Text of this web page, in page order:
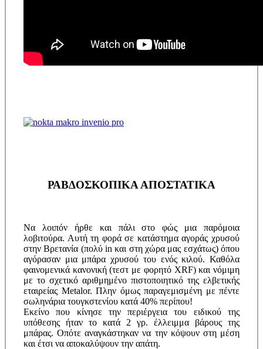
ΡΑΒΔΟΣΚΟΠΙΚΑ ΑΠΟΣΤΑΤΙΚΑ
Να λοιπόν ήρθε και πάλι στο φώς μια παρόμοια
λοβιτούρα. Αυτή τη φορά σε κατάστημα αγοράς χρυσού
στην Βρετανία (πολύ in και στη χώρα μας εσχάτως) όπου
αγόρασαν μια μπάρα χρυσού του ενός κιλού. Καθόλα
φαινομενικά κανονική (τεστ με φορητό XRF) και νόμιμη
με το σχετικό αριθμημένο πιστοποιητικό της ελβετικής
εταιρείας Metalor. Πλην όμως παραγεμισμένη με πέντε
σωληνάρια τουγκστενίου κατά 40% περίπου!
Εκείνο που κίνησε την περιέργεια του ειδικού της
υπόθεσης ήταν το κατά 2 γρ. έλλειμμα βάρους της
μπάρας. Οπότε αναγκάστηκαν να την κόψουν στη μέση
και έτσι να αποκαλύψουν την απάτη.